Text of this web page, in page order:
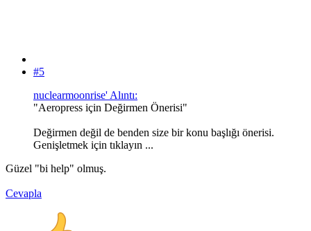
#5
nuclearmoonrise' Alıntı:
"Aeropress için Değirmen Önerisi"
Değirmen değil de benden size bir konu başlığı önerisi.
Genişletmek için tıklayın ...
Güzel "bi help" olmuş.
Cevapla